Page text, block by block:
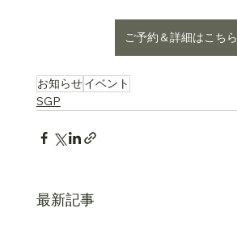
ご予約＆詳細はこちら
お知らせイベント
SGP
最新記事